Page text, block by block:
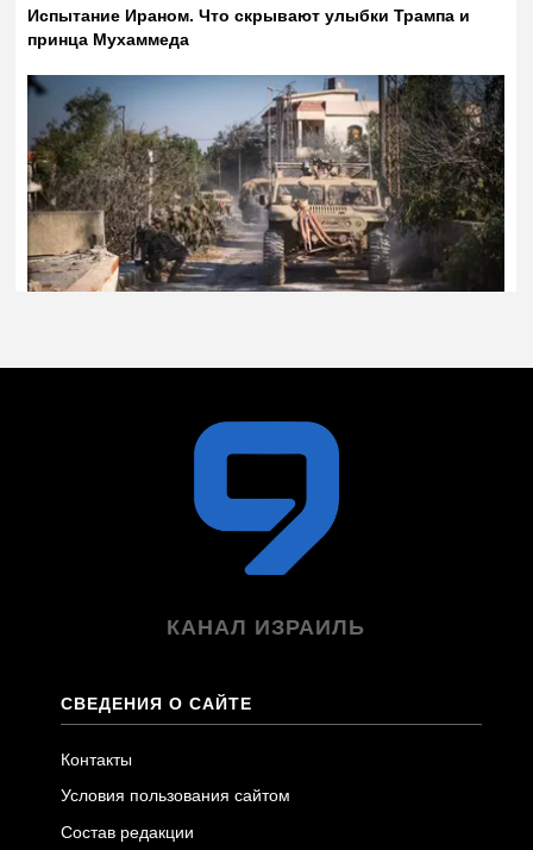
КАНАЛ ИЗРАИЛЬ
СВЕДЕНИЯ О САЙТЕ
Контакты
Условия пользования сайтом
Состав редакции